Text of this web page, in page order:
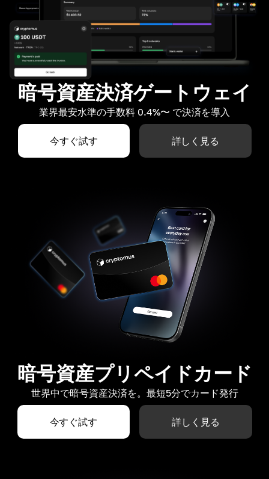
暗号資産決済ゲートウェイ
業界最安水準の手数料 0.4%〜 で決済を導入
今すぐ試す 詳しく見る
暗号資産プリペイドカード
世界中で暗号資産決済を。最短5分でカード発行
今すぐ試す 詳しく見る